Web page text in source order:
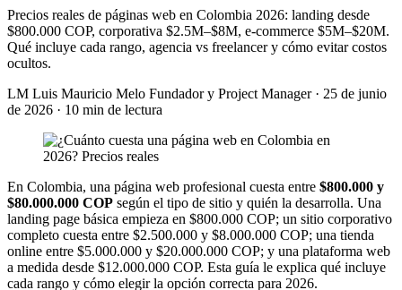
Precios reales de páginas web en Colombia 2026: landing desde
$800.000 COP, corporativa $2.5M–$8M, e-commerce $5M–$20M.
Qué incluye cada rango, agencia vs freelancer y cómo evitar costos
ocultos.
LM Luis Mauricio Melo Fundador y Project Manager · 25 de junio
de 2026 · 10 min de lectura
En Colombia, una página web profesional cuesta entre $800.000 y
$80.000.000 COP según el tipo de sitio y quién la desarrolla. Una
landing page básica empieza en $800.000 COP; un sitio corporativo
completo cuesta entre $2.500.000 y $8.000.000 COP; una tienda
online entre $5.000.000 y $20.000.000 COP; y una plataforma web
a medida desde $12.000.000 COP. Esta guía le explica qué incluye
cada rango y cómo elegir la opción correcta para 2026.